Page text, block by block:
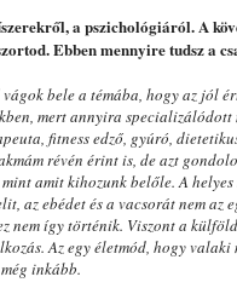
a pszichológiáról. A
Ebben mennyire tudsz a
bele a témába, hogy az jól
mert annyira
fitness edző, gyúró,
révén érint is, de azt
amit kihozunk belőle. A
az ebédet és a vacsorát nem
nem így történik. Viszont a
Az egy életmód, hogy
inkább.